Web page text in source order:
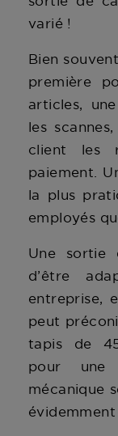
varié !
Bien
première
articles,
les
client les
paiement.
la plus
employés
Une sortie
d’être
entreprise,
peut
tapis de
pour une
mécanique
évidemment